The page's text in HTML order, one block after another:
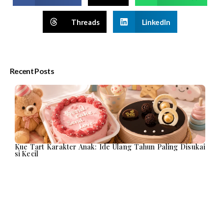
Threads LinkedIn
Recent Posts
Kue Tart Karakter Anak: Ide Ulang Tahun Paling Disukai
si Kecil